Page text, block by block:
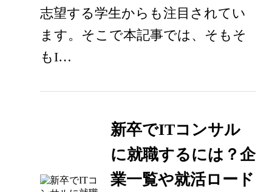
志望する学生からも注目されてい
ます。そこで本記事では、そもそ
もI…
新卒でITコンサル
に就職するには？企
業一覧や就活ロード